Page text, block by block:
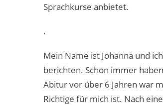
Sprachkurse anbietet.
.
Mein Name ist Johanna und
berichten. Schon immer
Abitur vor über 6 Jahren war
Richtige für mich ist. Nach